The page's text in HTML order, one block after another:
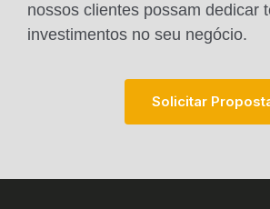
nossos clientes possam dedicar
investimentos no seu negócio.
SOLICITAR PROPOST